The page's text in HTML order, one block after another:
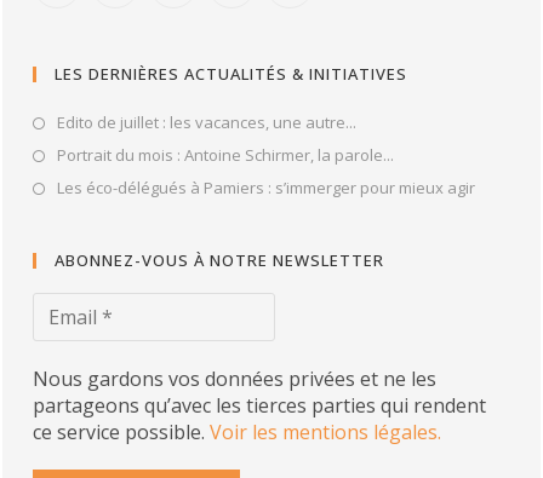
LES DERNIÈRES ACTUALITÉS & INITIATIVES
Edito de juillet : les vacances, une autre...
Portrait du mois : Antoine Schirmer, la parole...
Les éco-délégués à Pamiers : s’immerger pour mieux agir
ABONNEZ-VOUS À NOTRE NEWSLETTER
Nous gardons vos données privées et ne les
partageons qu’avec les tierces parties qui rendent
ce service possible.Voir les mentions légales.